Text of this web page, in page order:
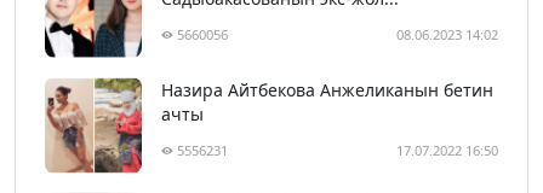
5660056 08.06.2023 14:02
Назира Айтбекова Анжеликанын бетин
ачты
5556231 17.07.2022 16:50